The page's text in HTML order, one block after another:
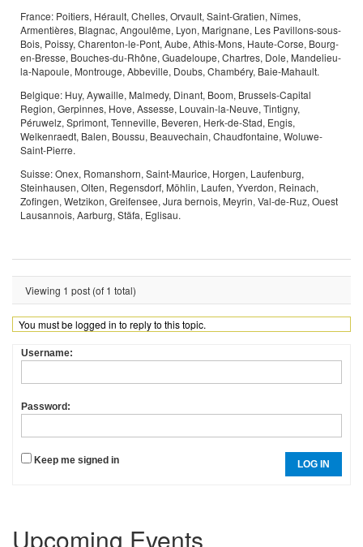
France: Poitiers, Hérault, Chelles, Orvault, Saint-Gratien, Nîmes,
Armentières, Blagnac, Angoulême, Lyon, Marignane, Les Pavillons-sous-
Bois, Poissy, Charenton-le-Pont, Aube, Athis-Mons, Haute-Corse, Bourg-
en-Bresse, Bouches-du-Rhône, Guadeloupe, Chartres, Dole, Mandelieu-
la-Napoule, Montrouge, Abbeville, Doubs, Chambéry, Baie-Mahault.
Belgique: Huy, Aywaille, Malmedy, Dinant, Boom, Brussels-Capital
Region, Gerpinnes, Hove, Assesse, Louvain-la-Neuve, Tintigny,
Péruwelz, Sprimont, Tenneville, Beveren, Herk-de-Stad, Engis,
Welkenraedt, Balen, Boussu, Beauvechain, Chaudfontaine, Woluwe-
Saint-Pierre.
Suisse: Onex, Romanshorn, Saint-Maurice, Horgen, Laufenburg,
Steinhausen, Olten, Regensdorf, Möhlin, Laufen, Yverdon, Reinach,
Zofingen, Wetzikon, Greifensee, Jura bernois, Meyrin, Val-de-Ruz, Ouest
Lausannois, Aarburg, Stäfa, Eglisau.
Viewing 1 post (of 1 total)
You must be logged in to reply to this topic.
Username:
Password:
Keep me signed in LOG IN
Upcoming Events